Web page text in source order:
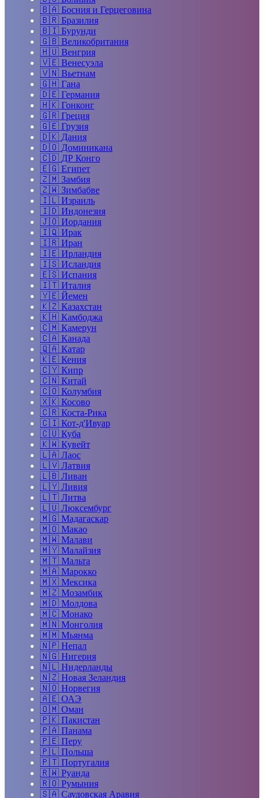
🇧🇦 Босния и Герцеговина
🇧🇷 Бразилия
🇧🇮 Бурунди
🇬🇧 Великобритания
🇭🇺 Венгрия
🇻🇪 Венесуэла
🇻🇳 Вьетнам
🇬🇭 Гана
🇩🇪 Германия
🇭🇰 Гонконг
🇬🇷 Греция
🇬🇪 Грузия
🇩🇰 Дания
🇩🇴 Доминикана
🇨🇩 ДР Конго
🇪🇬 Египет
🇿🇲 Замбия
🇿🇼 Зимбабве
🇮🇱 Израиль
🇮🇩 Индонезия
🇯🇴 Иордания
🇮🇶 Ирак
🇮🇷 Иран
🇮🇪 Ирландия
🇮🇸 Исландия
🇪🇸 Испания
🇮🇹 Италия
🇾🇪 Йемен
🇰🇿 Казахстан
🇰🇭 Камбоджа
🇨🇲 Камерун
🇨🇦 Канада
🇶🇦 Катар
🇰🇪 Кения
🇨🇾 Кипр
🇨🇳 Китай
🇨🇴 Колумбия
🇽🇰 Косово
🇨🇷 Коста-Рика
🇨🇮 Кот-д'Ивуар
🇨🇺 Куба
🇰🇼 Кувейт
🇱🇦 Лаос
🇱🇻 Латвия
🇱🇧 Ливан
🇱🇾 Ливия
🇱🇹 Литва
🇱🇺 Люксембург
🇲🇬 Мадагаскар
🇲🇴 Макао
🇲🇼 Малави
🇲🇾 Малайзия
🇲🇹 Мальта
🇲🇦 Марокко
🇲🇽 Мексика
🇲🇿 Мозамбик
🇲🇩 Молдова
🇲🇨 Монако
🇲🇳 Монголия
🇲🇲 Мьянма
🇳🇵 Непал
🇳🇬 Нигерия
🇳🇱 Нидерланды
🇳🇿 Новая Зеландия
🇳🇴 Норвегия
🇦🇪 ОАЭ
🇴🇲 Оман
🇵🇰 Пакистан
🇵🇦 Панама
🇵🇪 Перу
🇵🇱 Польша
🇵🇹 Португалия
🇷🇼 Руанда
🇷🇴 Румыния
🇸🇦 Саудовская Аравия